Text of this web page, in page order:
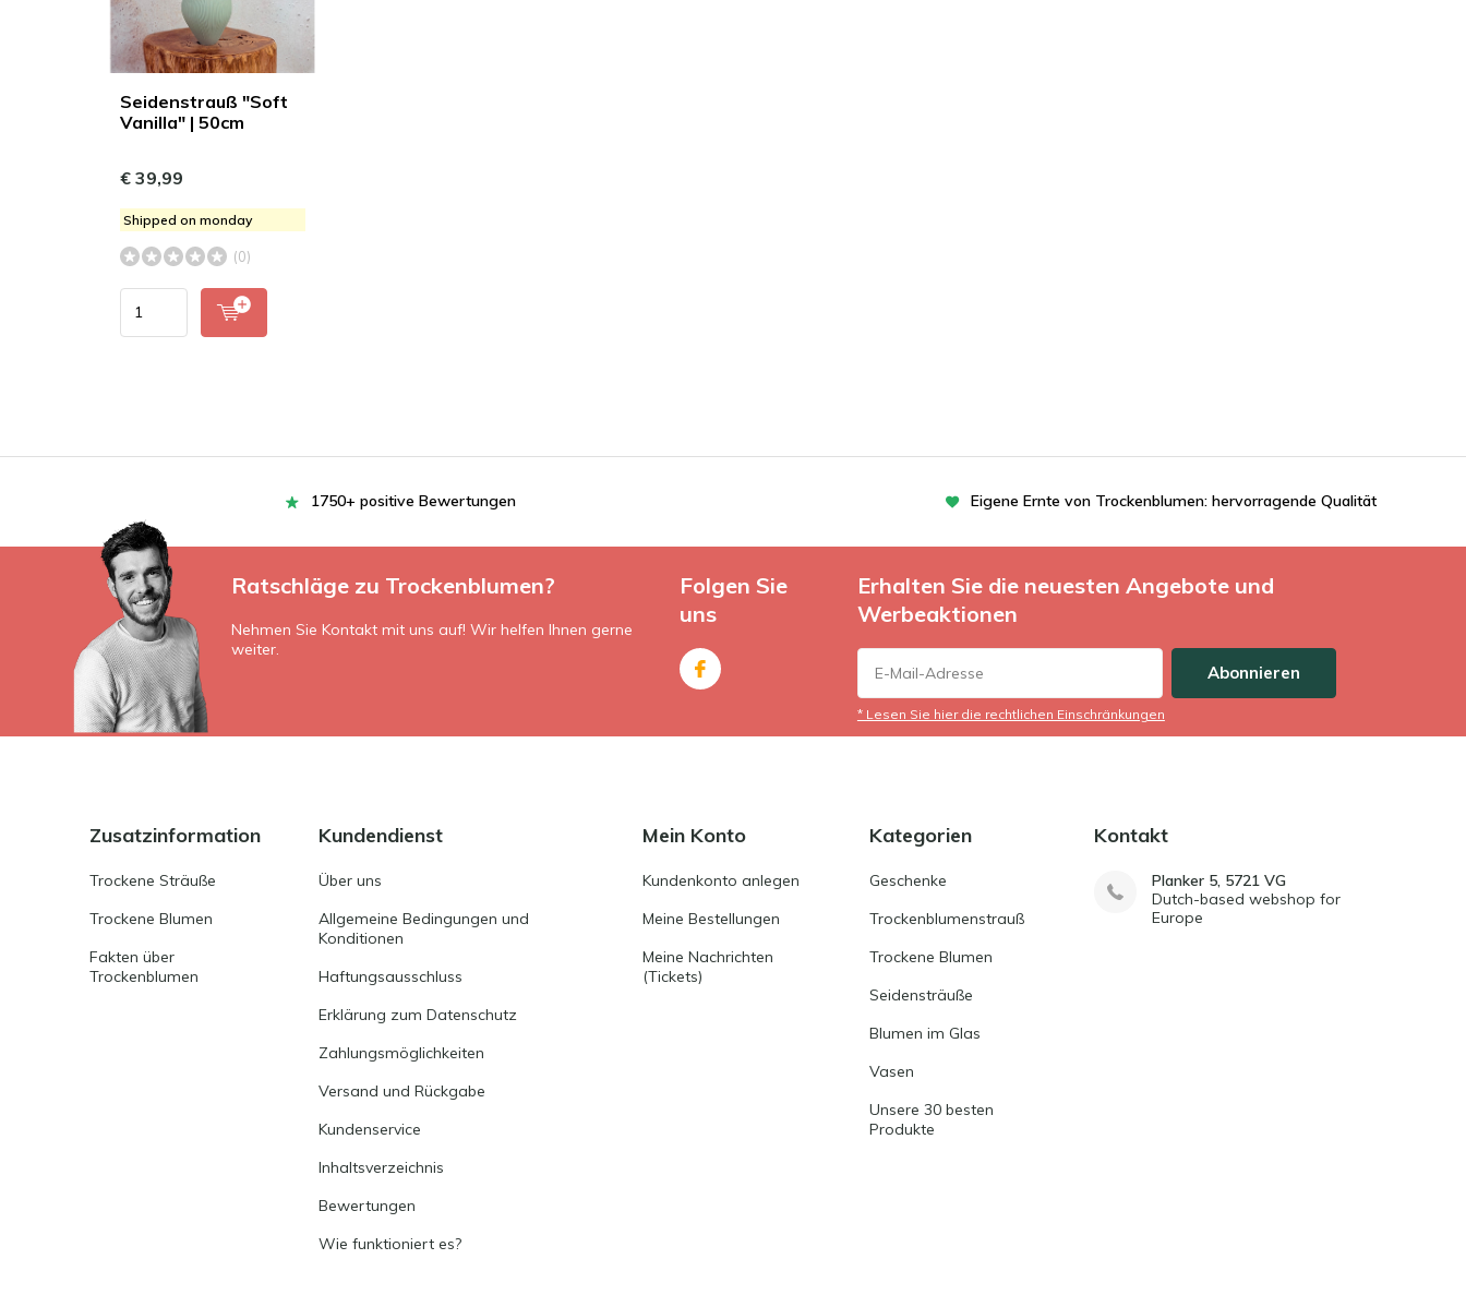
Seidenstrauß "Soft
Vanilla" | 50cm
€ 39,99
Shipped on monday
(0)
1750+ positive Bewertungen Eigene Ernte von Trockenblumen: hervorragende Qualität
Ratschläge zu Trockenblumen?
Nehmen Sie Kontakt mit uns auf! Wir helfen Ihnen gerne
weiter.
Folgen Sie
uns
Erhalten Sie die neuesten Angebote und
Werbeaktionen
Abonnieren
* Lesen Sie hier die rechtlichen Einschränkungen
Zusatzinformation
Trockene Sträuße
Trockene Blumen
Fakten über
Trockenblumen
Kundendienst
Über uns
Allgemeine Bedingungen und
Konditionen
Haftungsausschluss
Erklärung zum Datenschutz
Zahlungsmöglichkeiten
Versand und Rückgabe
Kundenservice
Inhaltsverzeichnis
Bewertungen
Wie funktioniert es?
Mein Konto
Kundenkonto anlegen
Meine Bestellungen
Meine Nachrichten
(Tickets)
Kategorien
Geschenke
Trockenblumenstrauß
Trockene Blumen
Seidensträuße
Blumen im Glas
Vasen
Unsere 30 besten
Produkte
Kontakt
Planker 5, 5721 VG
Dutch-based webshop for
Europe